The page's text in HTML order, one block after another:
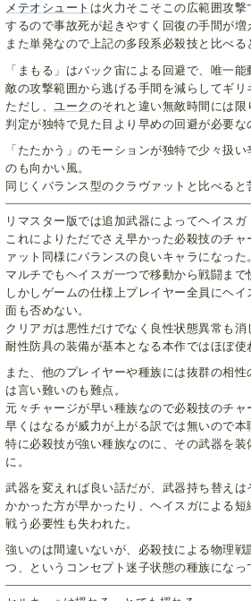
メテオシュート は火力そこそこの広範囲攻
するので事故死が起きやすく回復の手間が増
また単発なので上記の多段系必殺技と比べ
「まもる」はバック宙による回避で、唯一
敵の攻撃範囲から逃げる手間を減らしてギ
ただし、 ユーク のそれと違い無敵時間には
判定が独特で見た目より早めの回避が必要な
「たたかう」のモーションが独特で少々扱
のも向かい風。
同じくバランス型のクラヴァットと比べる
リマスター版では追加武器によってヘイス
これによりただでさえ早かった必殺技のチ
ァット同様にバランスの良いキャラになった
マルチでもヘイスガ一つで移動から戦闘ま
しかしゲームの仕様上プレイヤー全員にヘ
面も否めない。
クリアガは悪性だけでなく良性状態異常も
耐性防具の装備が基本となる本作ではほぼ使
また、他のプレイヤーや種族には抜群の相
は言い難いのも難点。
元々チャージが早い種族なので必殺技のチ
早くはなるが威力が上がる訳では無いので本
特に必殺技が強い種族なのに、その武器を
に。
武器を変えれば良い話だが、武器持ち替え
かかった方が早かったり、ヘイスガによる
戦う必要性も失われた。
強いのは間違いないが、必殺技による物理
つ、というコンセプト迷子状態の種族になっ